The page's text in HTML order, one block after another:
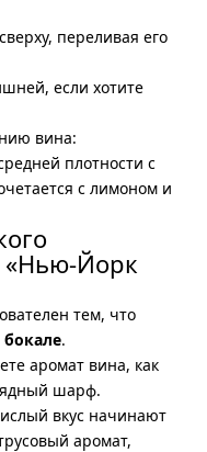
переливая его
если хотите
вина:
плотности с
с лимоном и
«Нью-Йорк
тем, что
.
аромат вина, как
шарф.
вкус начинают
аромат,